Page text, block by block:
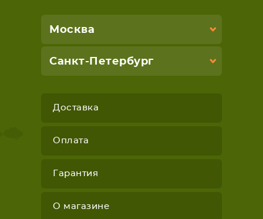
Москва
Санкт-Петербург
Доставка
Оплата
Гарантия
О магазине